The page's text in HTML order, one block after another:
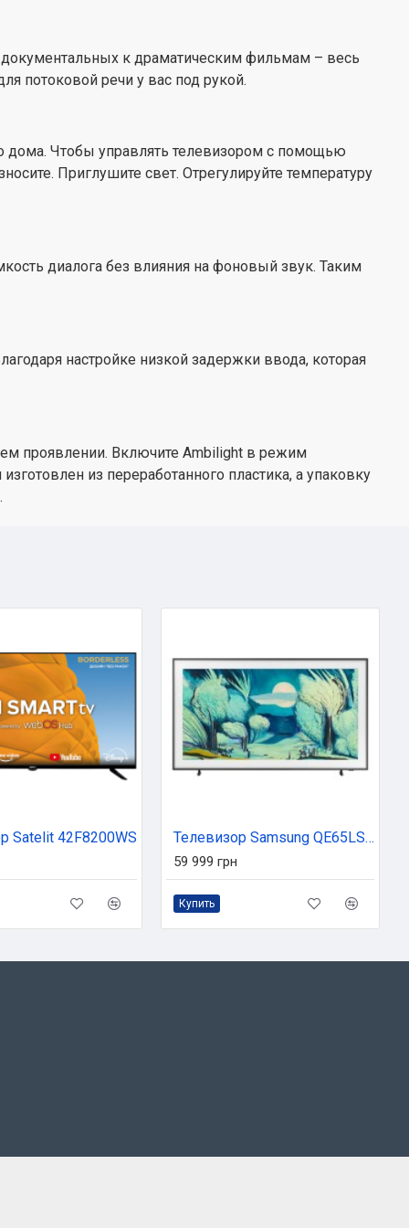
тонкая рамка, отличный QLED-телевизор – это
управления изготовлен из
а упаковку – из картона с сертификатом FSC; даже
и напечатаны на переработанной бумаге.
документальных к драматическим фильмам – весь
потоковой речи у вас под рукой.
дома. Чтобы управлять телевизором с помощью
Приглушите свет. Отрегулируйте температуру
диалога без влияния на фоновый звук. Таким
настройке низкой задержки ввода, которая
проявлении. Включите Ambilight в режим
из переработанного пластика, а упаковку
Satelit 42F8200WS Телевизор Samsung QE65LS03FAUXUA
59 999 грн
Купить